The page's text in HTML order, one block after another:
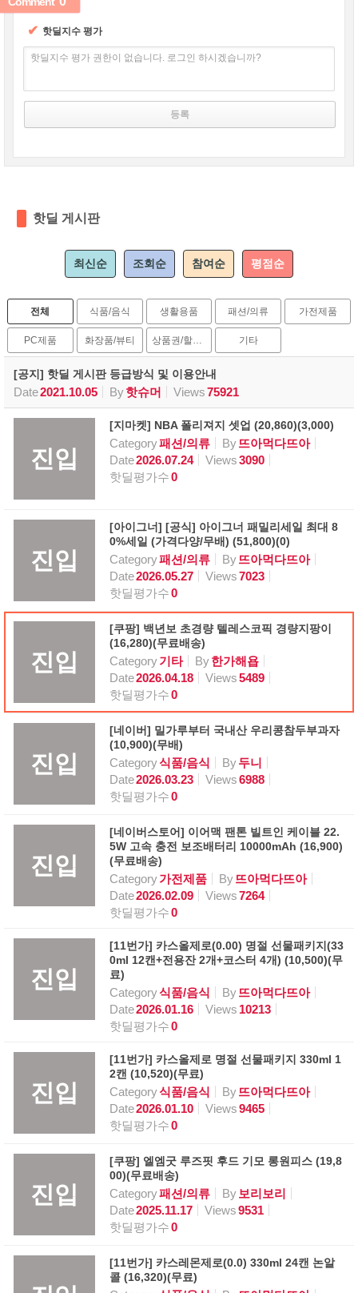
✔ 핫딜지수 평가
핫딜지수 평가 권한이 없습니다. 로그인 하시겠습니까?
핫딜 게시판
최신순 조회순 참여순 평점순
전체 식품/음식 생활용품 패션/의류 가전제품
PC제품 화장품/뷰티 상품권/할인권 기타
[공지] 핫딜 게시판 등급방식 및 이용안내
Date2021.10.05 By핫슈머 Views75921
진입
[지마켓] NBA 폴리져지 셋업 (20,860)(3,000)
Category패션/의류 By뜨아먹다뜨아
Date2026.07.24 Views3090
핫딜평가수0
진입
[아이그너] [공식] 아이그너 패밀리세일 최대 8
0%세일 (가격다양/무배) (51,800)(0)
Category패션/의류 By뜨아먹다뜨아
Date2026.05.27 Views7023
핫딜평가수0
진입
[쿠팡] 백년보 초경량 텔레스코픽 경량지팡이
(16,280)(무료배송)
Category기타 By한가해욥
Date2026.04.18 Views5489
핫딜평가수0
진입
[네이버] 밀가루부터 국내산 우리콩참두부과자
(10,900)(무배)
Category식품/음식 By두니
Date2026.03.23 Views6988
핫딜평가수0
진입
[네이버스토어] 이어맥 팬톤 빌트인 케이블 22.
5W 고속 충전 보조배터리 10000mAh (16,900)
(무료배송)
Category가전제품 By뜨아먹다뜨아
Date2026.02.09 Views7264
핫딜평가수0
진입
[11번가] 카스올제로(0.00) 명절 선물패키지(33
0ml 12캔+전용잔 2개+코스터 4개) (10,500)(무
료)
Category식품/음식 By뜨아먹다뜨아
Date2026.01.16 Views 10213
핫딜평가수0
진입
[11번가] 카스올제로 명절 선물패키지 330ml 1
2캔 (10,520)(무료)
Category식품/음식 By뜨아먹다뜨아
Date2026.01.10 Views9465
핫딜평가수0
진입
[쿠팡] 엘엠굿 루즈핏 후드 기모 롱원피스 (19,8
00)(무료배송)
Category패션/의류 By 보리보리
Date2025.11.17 Views9531
핫딜평가수0
[11번가] 카스레몬제로(0.0) 330ml 24캔 논알
콜 (16,320)(무료)